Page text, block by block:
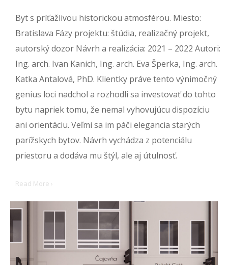
Byt s príťažlivou historickou atmosférou. Miesto:
Bratislava Fázy projektu: štúdia, realizačný projekt,
autorský dozor Návrh a realizácia: 2021 – 2022 Autori:
Ing. arch. Ivan Kanich, Ing. arch. Eva Šperka, Ing. arch.
Katka Antalová, PhD. Klientky práve tento výnimočný
genius loci nadchol a rozhodli sa investovať do tohto
bytu napriek tomu, že nemal vyhovujúcu dispozíciu
ani orientáciu. Veľmi sa im páči elegancia starých
parížskych bytov. Návrh vychádza z potenciálu
priestoru a dodáva mu štýl, ale aj útulnosť.
Read More ›